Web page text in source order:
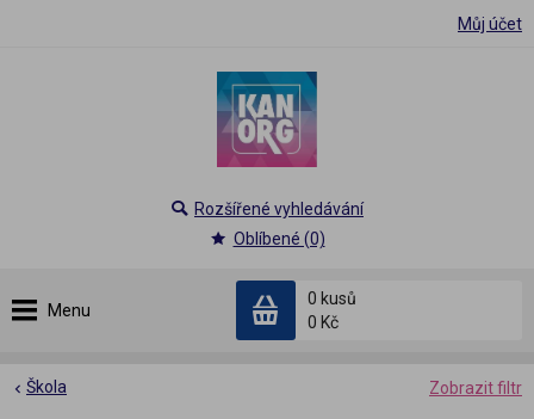
Můj účet
Menu
0 kusů
0 Kč
Rozšířené vyhledávání
Oblíbené (0)
Zobrazit filtr
Škola